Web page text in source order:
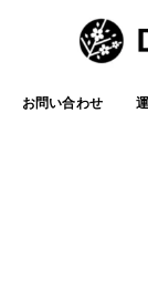
お問い合わせ